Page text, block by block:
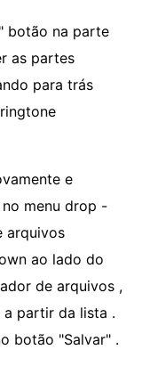
botão na parte
as partes
para trás
e
menu drop -
arquivos
ao lado do
de arquivos ,
a partir da lista .
botão "Salvar" .